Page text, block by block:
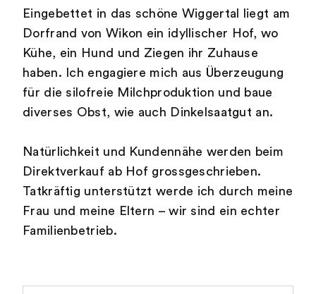
Eingebettet in das schöne Wiggertal liegt am
Dorfrand von Wikon ein idyllischer Hof, wo
Kühe, ein Hund und Ziegen ihr Zuhause
haben. Ich engagiere mich aus Überzeugung
für die silofreie Milchproduktion und baue
diverses Obst, wie auch Dinkelsaatgut an.
Natürlichkeit und Kundennähe werden beim
Direktverkauf ab Hof grossgeschrieben.
Tatkräftig unterstützt werde ich durch meine
Frau und meine Eltern – wir sind ein echter
Familienbetrieb.